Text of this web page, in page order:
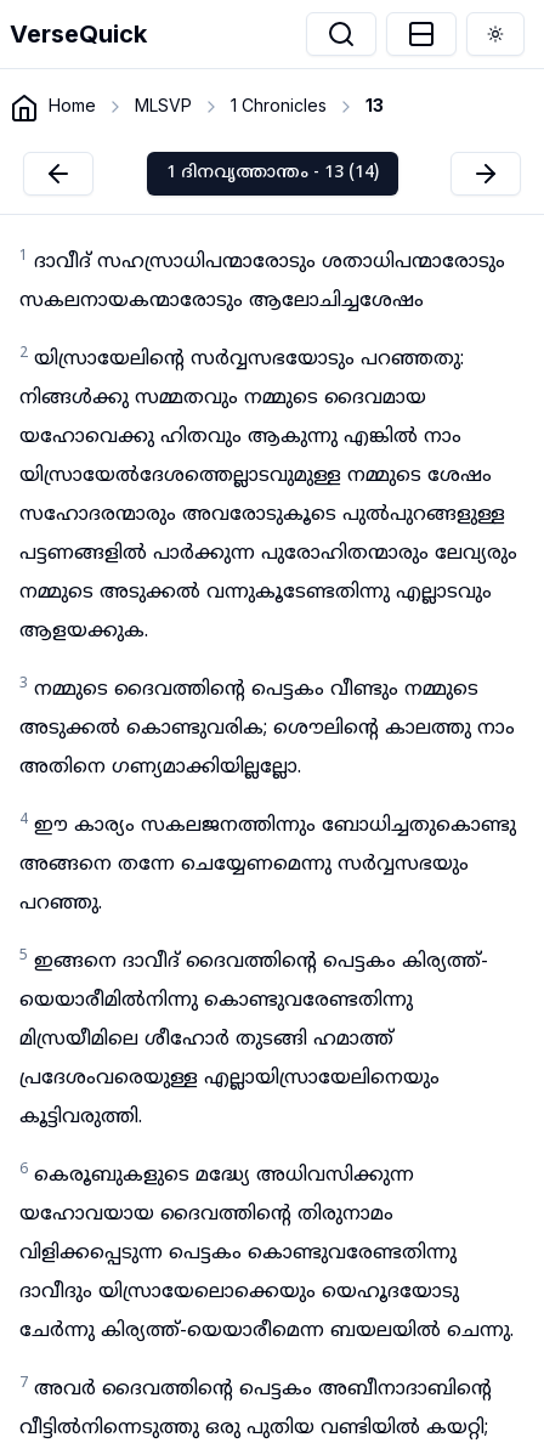
VerseQuick
Home MLSVP 1 Chronicles 13
1 ദിനവൃത്താന്തം - 13 (14)
1 ദാവീദ് സഹസ്രാധിപന്മാരോടും ശതാധിപന്മാരോടും
സകലനായകന്മാരോടും ആലോചിച്ചശേഷം
2 യിസ്രായേലിന്റെ സർവ്വസഭയോടും പറഞ്ഞതു:
നിങ്ങൾക്കു സമ്മതവും നമ്മുടെ ദൈവമായ
യഹോവെക്കു ഹിതവും ആകുന്നു എങ്കിൽ നാം
യിസ്രായേൽദേശത്തെല്ലാടവുമുള്ള നമ്മുടെ ശേഷം
സഹോദരന്മാരും അവരോടുകൂടെ പുൽപുറങ്ങളുള്ള
പട്ടണങ്ങളിൽ പാർക്കുന്ന പുരോഹിതന്മാരും ലേവ്യരും
നമ്മുടെ അടുക്കൽ വന്നുകൂടേണ്ടതിന്നു എല്ലാടവും
ആളയക്കുക.
3 നമ്മുടെ ദൈവത്തിന്റെ പെട്ടകം വീണ്ടും നമ്മുടെ
അടുക്കൽ കൊണ്ടുവരിക; ശൌലിന്റെ കാലത്തു നാം
അതിനെ ഗണ്യമാക്കിയില്ലല്ലോ.
4 ഈ കാര്യം സകലജനത്തിന്നും ബോധിച്ചതുകൊണ്ടു
അങ്ങനെ തന്നേ ചെയ്യേണമെന്നു സർവ്വസഭയും
പറഞ്ഞു.
5 ഇങ്ങനെ ദാവീദ് ദൈവത്തിന്റെ പെട്ടകം കിര്യത്ത്-
യെയാരീമിൽനിന്നു കൊണ്ടുവരേണ്ടതിന്നു
മിസ്രയീമിലെ ശീഹോർ തുടങ്ങി ഹമാത്ത്
പ്രദേശംവരെയുള്ള എല്ലായിസ്രായേലിനെയും
കൂട്ടിവരുത്തി.
6 കെരൂബുകളുടെ മദ്ധ്യേ അധിവസിക്കുന്ന
യഹോവയായ ദൈവത്തിന്റെ തിരുനാമം
വിളിക്കപ്പെടുന്ന പെട്ടകം കൊണ്ടുവരേണ്ടതിന്നു
ദാവീദും യിസ്രായേലൊക്കെയും യെഹൂദയോടു
ചേർന്നു കിര്യത്ത്-യെയാരീമെന്ന ബയലയിൽ ചെന്നു.
7 അവർ ദൈവത്തിന്റെ പെട്ടകം അബീനാദാബിന്റെ
വീട്ടിൽനിന്നെടുത്തു ഒരു പുതിയ വണ്ടിയിൽ കയറ്റി;